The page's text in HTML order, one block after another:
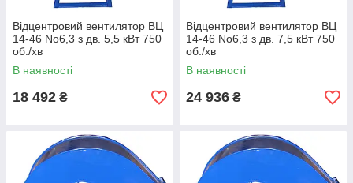
Відцентровий вентилятор ВЦ
14-46 No6,3 з дв. 5,5 кВт 750
об./хв
В наявності
18 492 ₴
Відцентровий вентилятор ВЦ
14-46 No6,3 з дв. 7,5 кВт 750
об./хв
В наявності
24 936 ₴